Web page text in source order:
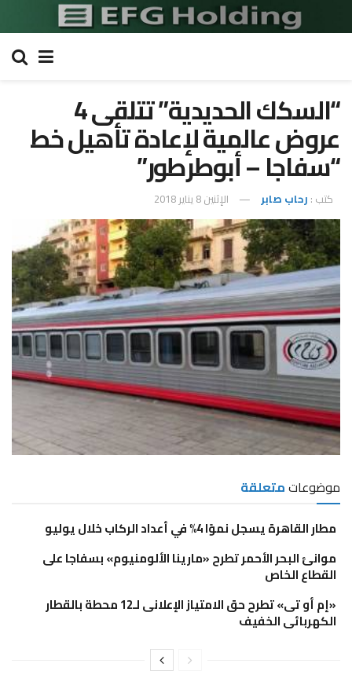
“السكك الحديدية” تتلقى 4
عروض عالمية لإعادة تأهيل خط
“سفاجا – أبوطرطور”
كتب : رحاب صابر الإثنين 8 يناير 2018
موضوعاتمتعلقة
مطار القاهرة يسجل نموًا 4% في أعداد الركاب خلال يوليو
موانئ البحر الأحمر تطرح «مارينا الألومنيوم» بسفاجا على
القطاع الخاص
«إم أو تى» تطرح حق الامتياز الإعلانى لـ12 محطة بالقطار
الكهربائى الخفيف